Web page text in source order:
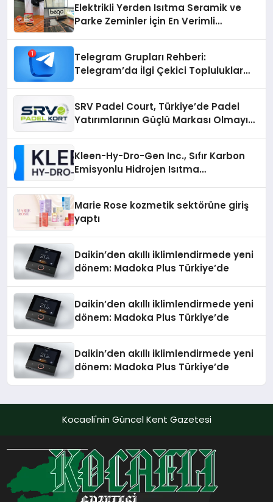
Elektrikli Yerden Isıtma Seramik ve
Parke Zeminler İçin En Verimli
Telegram Grupları Rehberi:
Telegram’da İlgi Çekici Topluluklar
SRV Padel Court, Türkiye’de Padel
Yatırımlarının Güçlü Markası Olmayı
Kleen-Hy-Dro-Gen Inc., Sıfır Karbon
Emisyonlu Hidrojen Isıtma
Marie Rose kozmetik sektörüne giriş
yaptı
Daikin’den akıllı iklimlendirmede yeni
dönem: Madoka Plus Türkiye’de
Daikin’den akıllı iklimlendirmede yeni
dönem: Madoka Plus Türkiye’de
Daikin’den akıllı iklimlendirmede yeni
dönem: Madoka Plus Türkiye’de
Kocaeli'nin Güncel Kent Gazetesi